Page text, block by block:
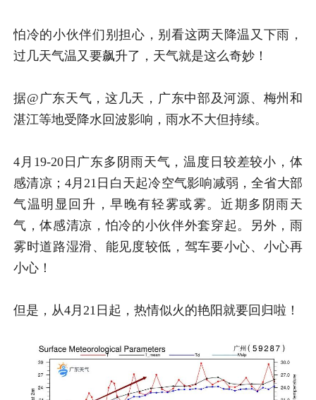
怕冷的小伙伴们别担心， 别看这两天降温又下雨，
过几天气温又要飙升了， 天气就是这么奇妙！
据@广东天气，这几天，广东中部及河源、 梅州和
湛江等地受降水回波影响，雨水不大但持续。
4月19-20日广东多阴雨天气，温度日较差较小，体
感清凉；4月 21日白天起冷空气影响减弱，全省大部
气温明显回升，早晚有轻雾或雾。 近期多阴雨天
气，体感清凉，怕冷的小伙伴外套穿起。 另外， 雨
雾时道路湿滑、能见度较低， 驾车要小心、小心再
小心！
但是， 从4月21日起，热情似火的艳阳就要回归啦！